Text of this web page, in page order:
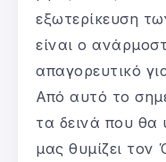
εξωτερίκευση
είναι ο
απαγορευτικό
Από αυτό το
τα δεινά που θα
μας θυμίζει